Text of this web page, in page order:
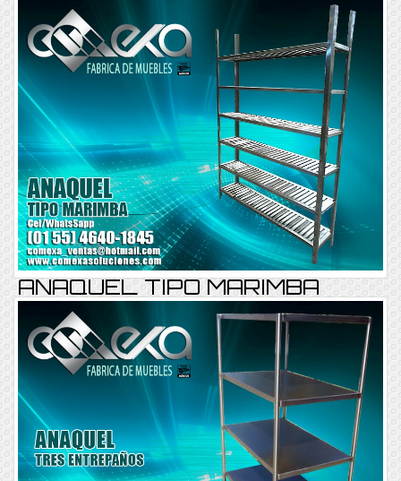
RUEDAS
ANAQUEL REF-019
Consultar
ANAQUEL TIPO MARIMBA
ANAQUEL REF-001
Consultar